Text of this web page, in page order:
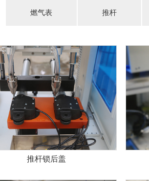
燃气表 推杆
推杆锁后盖